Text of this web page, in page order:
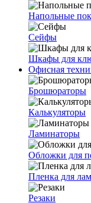
Напольные
Сейфы
Шкафы для
Офисная
Брошюраторы
Калькуляторы
Ламинаторы
Обложки для
Пленка для
Резаки